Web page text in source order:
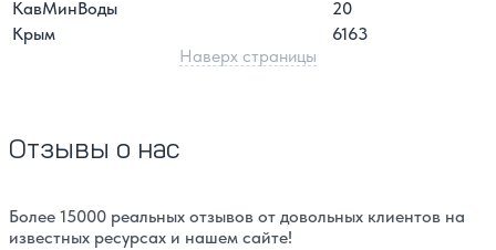
КавМинВоды
20
Крым
6163
Наверх страницы
Отзывы о нас
Более 15000 реальных отзывов от довольных клиентов на
известных ресурсах и нашем сайте!